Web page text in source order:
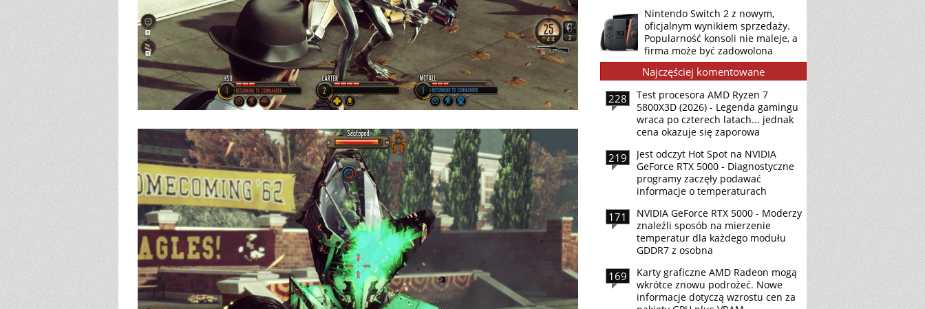
Nintendo Switch 2 z nowym,
oficjalnym wynikiem sprzedaży.
Popularność konsoli nie maleje, a
firma może być zadowolona
Najczęściej komentowane
228
Test procesora AMD Ryzen 7
5800X3D (2026) - Legenda gamingu
wraca po czterech latach... jednak
cena okazuje się zaporowa
219
Jest odczyt Hot Spot na NVIDIA
GeForce RTX 5000 - Diagnostyczne
programy zaczęły podawać
informacje o temperaturach
171
NVIDIA GeForce RTX 5000 - Moderzy
znaleźli sposób na mierzenie
temperatur dla każdego modułu
GDDR7 z osobna
169
Karty graficzne AMD Radeon mogą
wkrótce znowu podrożeć. Nowe
informacje dotyczą wzrostu cen za